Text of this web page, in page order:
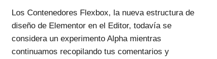
Los Contenedores Flexbox, la nueva estructura de
diseño de Elementor en el Editor, todavía se
considera un experimento Alpha mientras
continuamos recopilando tus comentarios y